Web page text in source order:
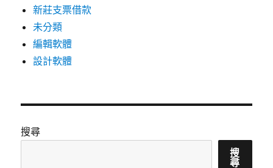
新莊支票借款
未分類
編輯軟體
設計軟體
搜尋
搜
尋